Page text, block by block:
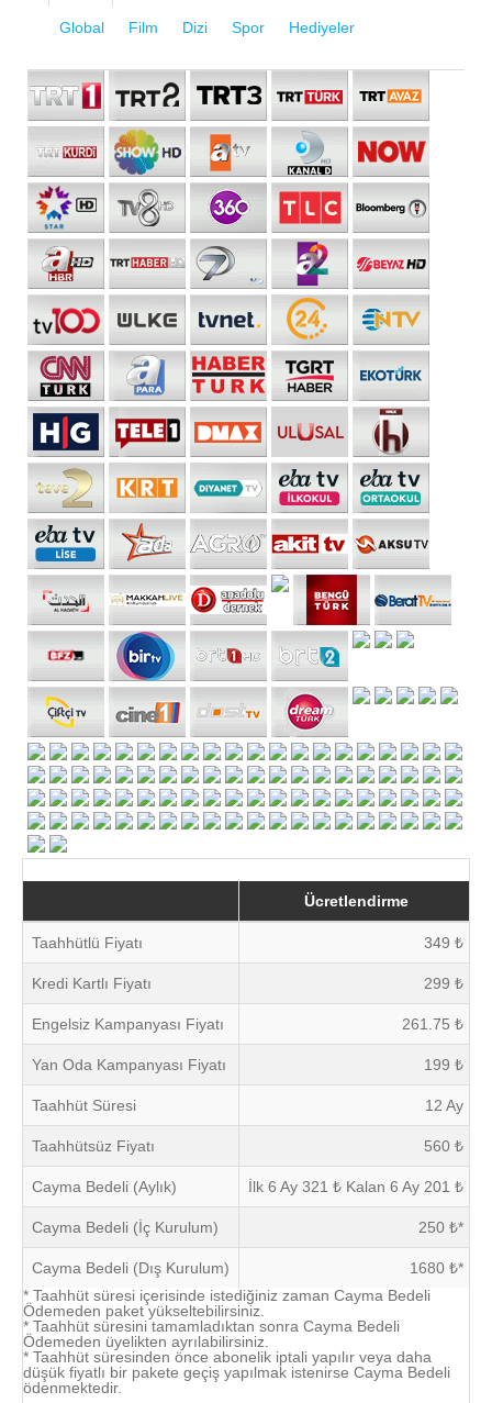
Global Film Dizi Spor Hediyeler
Ücretlendirme
Taahhütlü Fiyatı 349 ₺
Kredi Kartlı Fiyatı 299 ₺
Engelsiz Kampanyası Fiyatı 261.75 ₺
Yan Oda Kampanyası Fiyatı 199 ₺
Taahhüt Süresi 12 Ay
Taahhütsüz Fiyatı 560 ₺
Cayma Bedeli (Aylık) İlk 6 Ay 321 ₺ Kalan 6 Ay 201 ₺
Cayma Bedeli (İç Kurulum) 250 ₺*
Cayma Bedeli (Dış Kurulum)
1680 ₺*
* Taahhüt süresi içerisinde istediğiniz zaman Cayma Bedeli
Ödemeden paket yükseltebilirsiniz.
* Taahhüt süresini tamamladıktan sonra Cayma Bedeli
Ödemeden üyelikten ayrılabilirsiniz.
* Taahhüt süresinden önce abonelik iptali yapılır veya daha
düşük fiyatlı bir pakete geçiş yapılmak istenirse Cayma Bedeli
ödenmektedir.